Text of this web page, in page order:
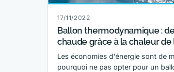
17/11/2022
Ballon thermodynamique :
chaude grâce à la chaleur de
Les économies d'énergie sont de
pourquoi ne pas opter pour un